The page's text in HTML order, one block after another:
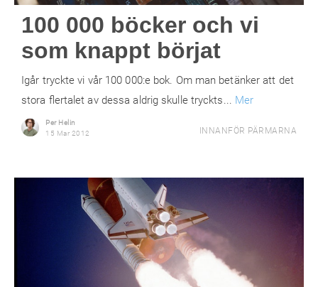
100 000 böcker och vi
som knappt börjat
Igår tryckte vi vår 100 000:e bok. Om man betänker att det
stora flertalet av dessa aldrig skulle tryckts... Mer
Per Helin
15 Mar 2012
INNANFÖR PÄRMARNA